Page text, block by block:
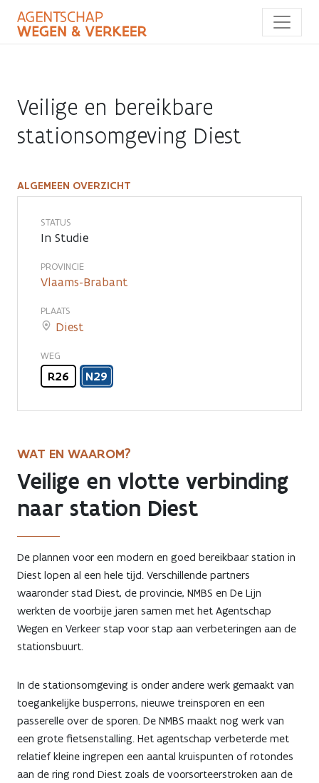
naar
Veilige en bereikbare
stationsomgeving Diest
Veilige
bereikbare
stationsomgeving
Diest
ALGEMEEN OVERZICHT
STATUS
In Studie
PROVINCIE
Vlaams-Brabant
PLAATS
Diest
WEG
R26 N29
WAT EN WAAROM?
Veilige en vlotte verbinding
naar station Diest
De plannen voor een modern en goed bereikbaar station in
Diest lopen al een hele tijd. Verschillende partners
waaronder stad Diest, de provincie, NMBS en De Lijn
werkten de voorbije jaren samen met het Agentschap
Wegen en Verkeer stap voor stap aan verbeteringen aan de
stationsbuurt.
In de stationsomgeving is onder andere werk gemaakt van
toegankelijke busperrons, nieuwe treinsporen en een
passerelle over de sporen. De NMBS maakt nog werk van
een grote fietsenstalling. Het agentschap verbeterde met
relatief kleine ingrepen een aantal kruispunten of rotondes
aan de ring rond Diest zoals de voorsorteerstroken aan de